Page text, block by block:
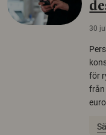
30
för
från